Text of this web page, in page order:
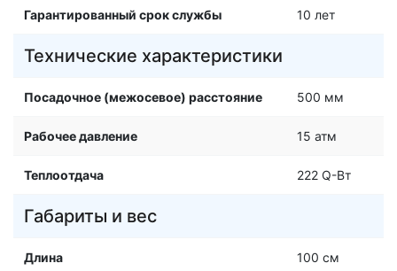
Гарантированный срок службы 10 лет
Технические характеристики
Посадочное (межосевое) расстояние 500 мм
Рабочее давление 15 атм
Теплоотдача 222 Q-Вт
Габариты и вес
Длина 100 см